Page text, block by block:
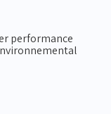
performance